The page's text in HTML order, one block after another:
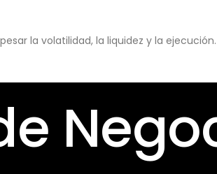
la volatilidad, la liquidez y la